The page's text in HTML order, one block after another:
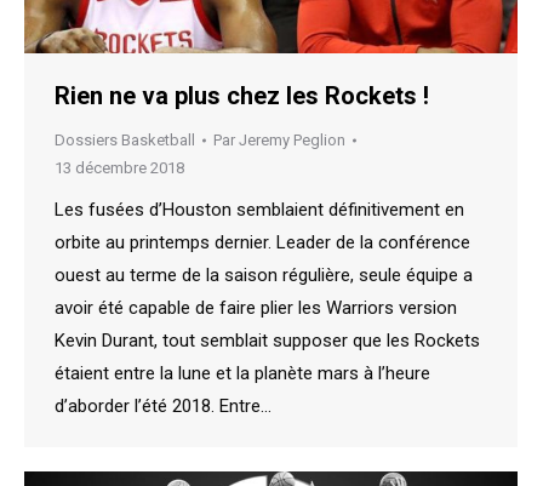
Rien ne va plus chez les Rockets !
Dossiers Basketball Par Jeremy Peglion
13 décembre 2018
Les fusées d’Houston semblaient définitivement en
orbite au printemps dernier. Leader de la conférence
ouest au terme de la saison régulière, seule équipe a
avoir été capable de faire plier les Warriors version
Kevin Durant, tout semblait supposer que les Rockets
étaient entre la lune et la planète mars à l’heure
d’aborder l’été 2018. Entre…